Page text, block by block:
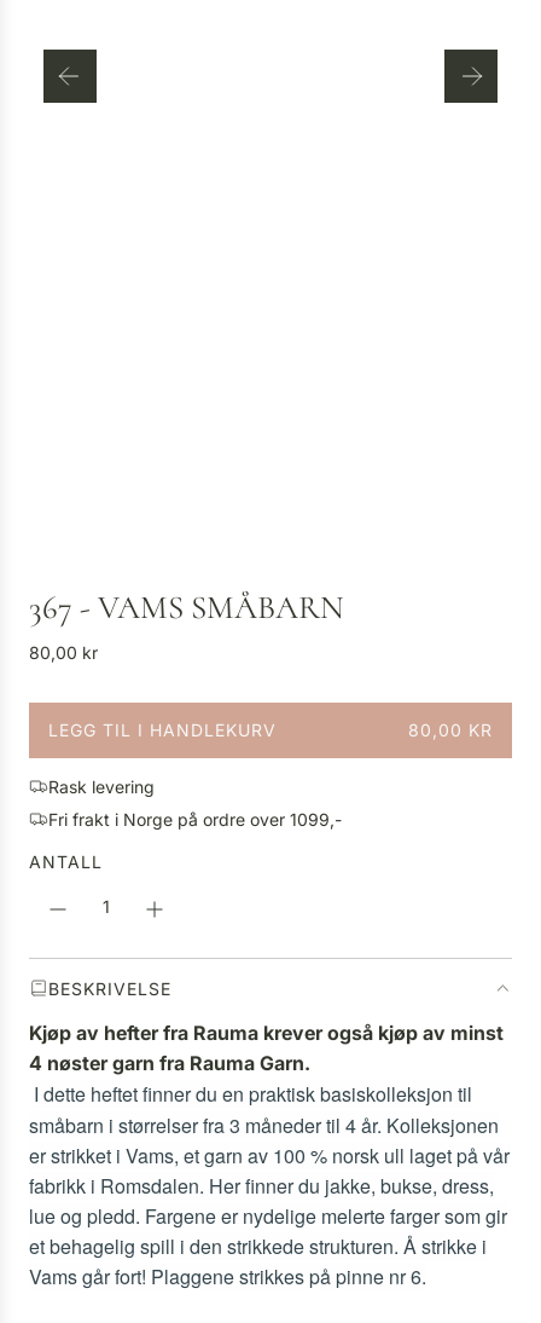
367 - VAMS SMÅBARN
V
n
i
g
p
i
80,00 kr
LEGG TIL I HANDLEKURV 80,00 KR
L
S
T
R
.
Rask levering
Fri frakt i Norge på ordre over 1099,-
ANTALL
BESKRIVELSE
Kjøp av hefter fra Rauma krever også kjøp av minst
4 nøster garn fra Rauma Garn.
I dette heftet finner du en praktisk basiskolleksjon til
småbarn i størrelser fra 3 måneder til 4 år. Kolleksjonen
er strikket i Vams, et garn av 100 % norsk ull laget på vår
fabrikk i Romsdalen. Her finner du jakke, bukse, dress,
lue og pledd. Fargene er nydelige melerte farger som gir
et behagelig spill i den strikkede strukturen. Å strikke i
Vams går fort! Plaggene strikkes på pinne nr 6.